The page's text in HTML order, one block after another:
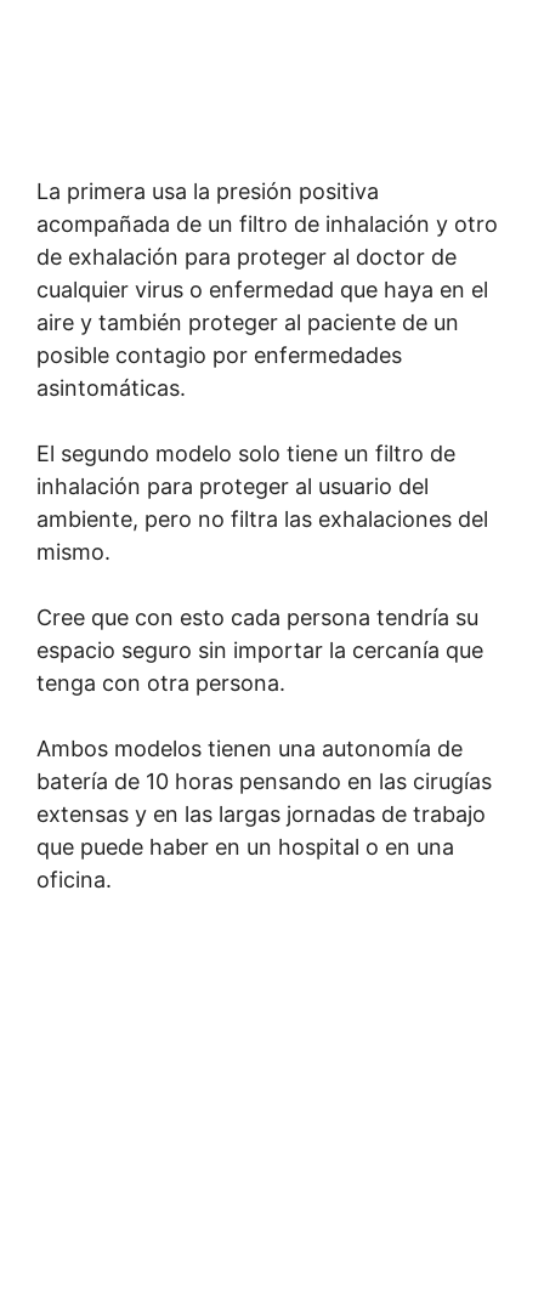
La primera usa la presión positiva
acompañada de un filtro de inhalación y otro
de exhalación para proteger al doctor de
cualquier virus o enfermedad que haya en el
aire y también proteger al paciente de un
posible contagio por enfermedades
asintomáticas.
El segundo modelo solo tiene un filtro de
inhalación para proteger al usuario del
ambiente, pero no filtra las exhalaciones del
mismo.
Cree que con esto cada persona tendría su
espacio seguro sin importar la cercanía que
tenga con otra persona.
Ambos modelos tienen una autonomía de
batería de 10 horas pensando en las cirugías
extensas y en las largas jornadas de trabajo
que puede haber en un hospital o en una
oficina.